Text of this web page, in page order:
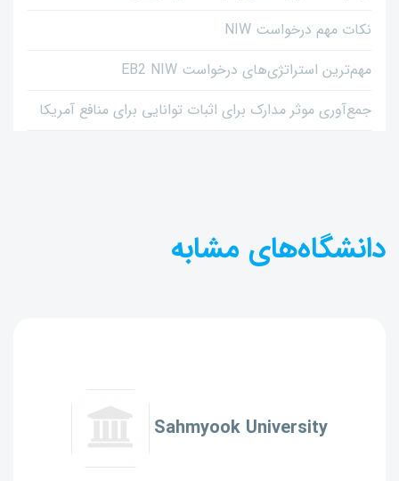
نکات مهم درخواست NIW
مهم‌ترین استراتژی‌های درخواست EB2 NIW
جمع‌آوری موثر مدارک برای اثبات توانایی برای منافع آمریکا
دانشگاه‌های مشابه
Sahmyook University